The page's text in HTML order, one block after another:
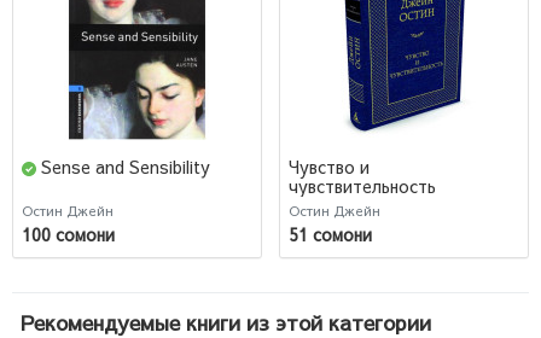
Sense and Sensibility
Остин Джейн
100 сомони
Чувство и
чувствительность
Остин Джейн
51 сомони
Рекомендуемые книги из этой категории